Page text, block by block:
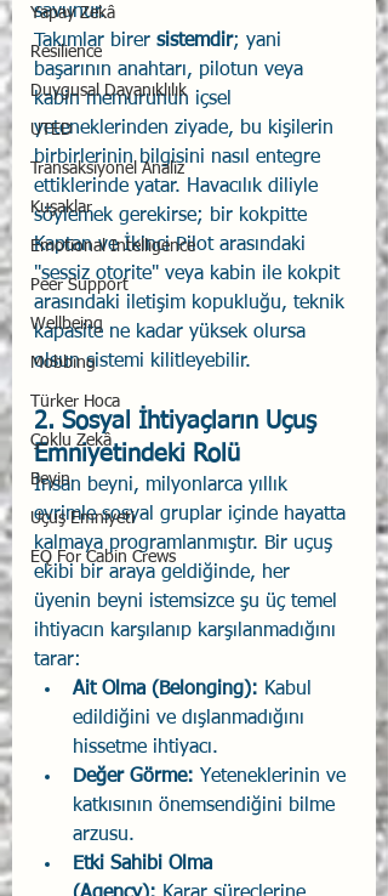
Yapay Zekâ
Resilience
Duygusal Dayanıklılık
UTED
Transaksiyonel Analiz
Kuşaklar
Emotional Intelligence
Peer Support
Wellbeing
Mobbing
Türker Hoca
Çoklu Zekâ
Beyin
Uçuş Emniyeti
EQ For Cabin Crews
savunur.
Takımlar birer sistemdir; yani
başarının anahtarı, pilotun veya
kabin memurunun içsel
yeteneklerinden ziyade, bu kişilerin
birbirlerinin bilgisini nasıl entegre
ettiklerinde yatar. Havacılık diliyle
söylemek gerekirse; bir kokpitte
Kaptan ve İkinci Pilot arasındaki
"sessiz otorite" veya kabin ile kokpit
arasındaki iletişim kopukluğu, teknik
kapasite ne kadar yüksek olursa
olsun sistemi kilitleyebilir.
2. Sosyal İhtiyaçların Uçuş
Emniyetindeki Rolü
İnsan beyni, milyonlarca yıllık
evrimle sosyal gruplar içinde hayatta
kalmaya programlanmıştır. Bir uçuş
ekibi bir araya geldiğinde, her
üyenin beyni istemsizce şu üç temel
ihtiyacın karşılanıp karşılanmadığını
tarar:
Ait Olma (Belonging): Kabul
edildiğini ve dışlanmadığını
hissetme ihtiyacı.
Değer Görme: Yeteneklerinin ve
katkısının önemsendiğini bilme
arzusu.
Etki Sahibi Olma